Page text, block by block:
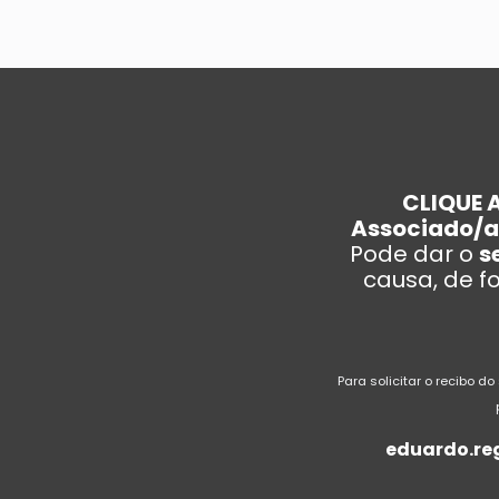
CLIQUE
Associado/a
Pode dar o
causa, de
Para solicitar o recibo